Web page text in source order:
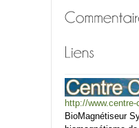
http://
BioMagnétiseur